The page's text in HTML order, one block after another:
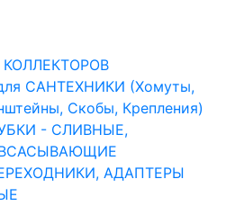
САНТЕХНИКИ (Хомуты,
Скобы, Крепления)
- СЛИВНЫЕ,
АДАПТЕРЫ